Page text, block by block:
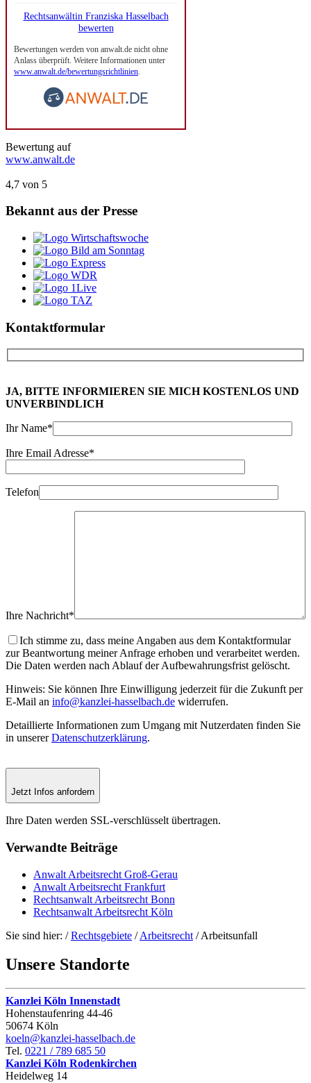
Rechtsanwältin Franziska Hasselbach
bewerten
Bewertungen werden von anwalt.de nicht ohne
Anlass überprüft. Weitere Informationen unter
www.anwalt.de/bewertungsrichtlinien
Bewertung auf
www.anwalt.de
4,7 von 5
Bekannt aus der Presse
Kontaktformular
JA, BITTE INFORMIEREN SIE MICH KOSTENLOS UND
UNVERBINDLICH
Ihr Name*
Ihre Email Adresse*
Telefon
Ihre Nachricht*
Ich stimme zu, dass meine Angaben aus dem Kontaktformular
zur Beantwortung meiner Anfrage erhoben und verarbeitet werden.
Die Daten werden nach Ablauf der Aufbewahrungsfrist gelöscht.
Hinweis: Sie können Ihre Einwilligung jederzeit für die Zukunft per
E-Mail an info@kanzlei-hasselbach.de widerrufen.
Detaillierte Informationen zum Umgang mit Nutzerdaten finden Sie
in unsererDatenschutzerklärung.
Jetzt Infos anfordern
Ihre Daten werden SSL-verschlüsselt übertragen.
Verwandte Beiträge
Anwalt Arbeitsrecht Groß-Gerau
Anwalt Arbeitsrecht Frankfurt
Rechtsanwalt Arbeitsrecht Bonn
Rechtsanwalt Arbeitsrecht Köln
Sie sind hier: /Rechtsgebiete /Arbeitsrecht /Arbeitsunfall
Unsere Standorte
Kanzlei Köln Innenstadt
Hohenstaufen­ring 44‑46
50674 Köln
koeln@kanzlei-hasselbach.de
Tel. 0221 / 789 685 50
Kanzlei Köln Rodenkirchen
Heidelweg 14